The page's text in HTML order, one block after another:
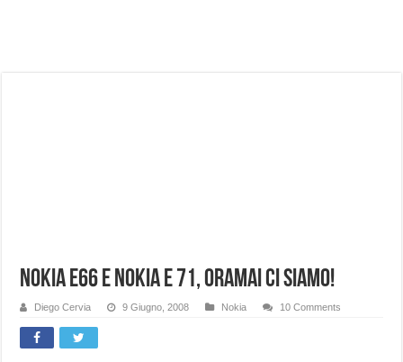
Nokia E66 e Nokia E 71, oramai ci siamo!
Diego Cervia 9 Giugno, 2008 Nokia 10 Comments